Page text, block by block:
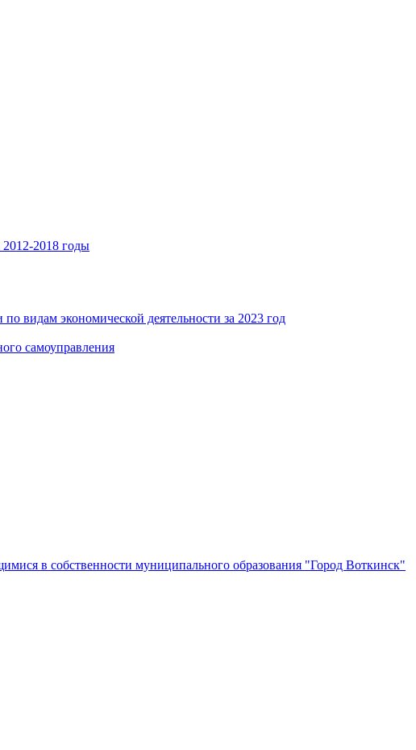
2018 годы
видам экономической деятельности за 2023 год
самоуправления
в собственности муниципального образования "Город Воткинск"